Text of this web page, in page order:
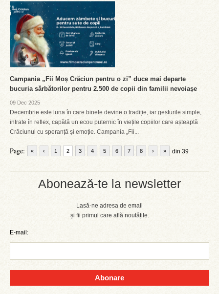
Abonează-te la newsletter
Lasă-ne adresa de email
și fii primul care află noutățile.
E-mail:
Abonare
Campania „Fii Moș Crăciun pentru o zi” duce mai departe
bucuria sărbătorilor pentru 2.500 de copii din familii nevoiașe
09 Dec 2025
Decembrie este luna în care binele devine o tradiție, iar gesturile simple,
intrate în reflex, capătă un ecou puternic în viețile copiilor care așteaptă
Crăciunul cu speranță și emoție. Campania „Fii...
Page: « ‹ 1 2 3 4 5 6 7 8 din 39
› »